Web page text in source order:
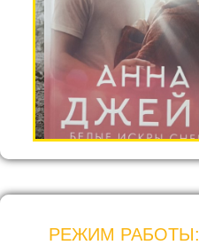
РЕЖИМ РАБОТЫ: